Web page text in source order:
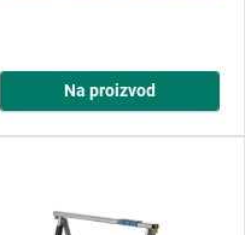
Na proizvod